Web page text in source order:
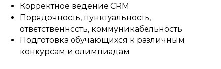
Корректное ведение CRM
Порядочность, пунктуальность,
ответственность, коммуникабельность
Подготовка обучающихся к различным
конкурсам и олимпиадам